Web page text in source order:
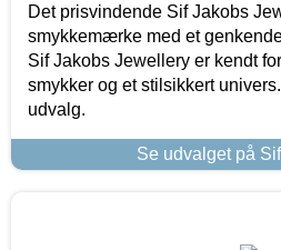
Det prisvindende Sif Jakobs
smykkemærke med et
Sif Jakobs Jewellery er kendt
smykker og et stilsikkert
udvalg.
Se udvalget på